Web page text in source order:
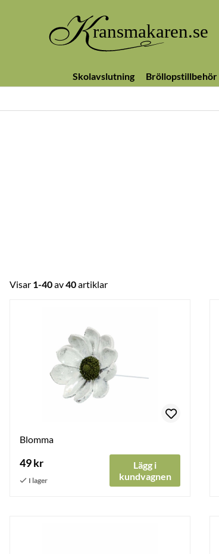
Skolavslutning Bröllopstillbehör
Visar 1-40av40artiklar
Blomma
49 kr
Lägg i
kundvagnen